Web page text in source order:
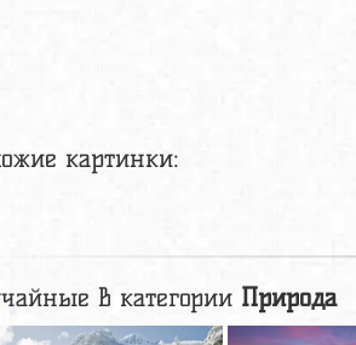
картинки:
в категории Природа